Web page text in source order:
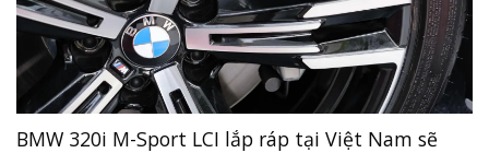
BMW 320i M-Sport LCI lắp ráp tại Việt Nam sẽ